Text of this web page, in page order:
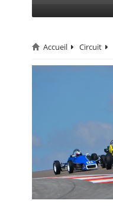
CIRCUIT
CALENDRIER
FOCUS
Accueil Circuit